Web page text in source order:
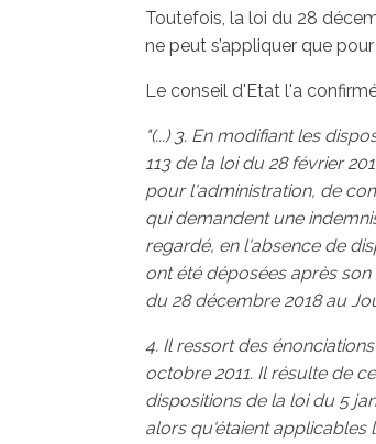
Toutefois, la loi du 28
ne peut s’appliquer que
Le conseil d'Etat l'a
"(...) 3. En modifiant les
113 de la loi du 28 février
pour l'administration, de
qui demandent une
regardé, en l'absence de
ont été déposées après
du 28 décembre 2018 au
4. Il ressort des
octobre 2011. Il résulte de
dispositions de la loi du 5
alors qu'étaient applicables